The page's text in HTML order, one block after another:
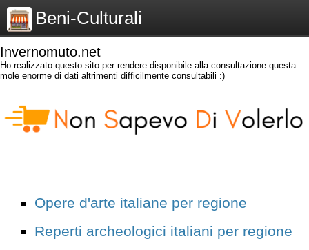
Beni-Culturali
Invernomuto.net
Ho realizzato questo sito per rendere disponibile alla consultazione questa
mole enorme di dati altrimenti difficilmente consultabili :)
Opere d'arte italiane per regione
Reperti archeologici italiani per regione